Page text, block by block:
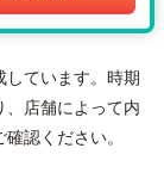
しています。時期
、店舗によって内
認ください。